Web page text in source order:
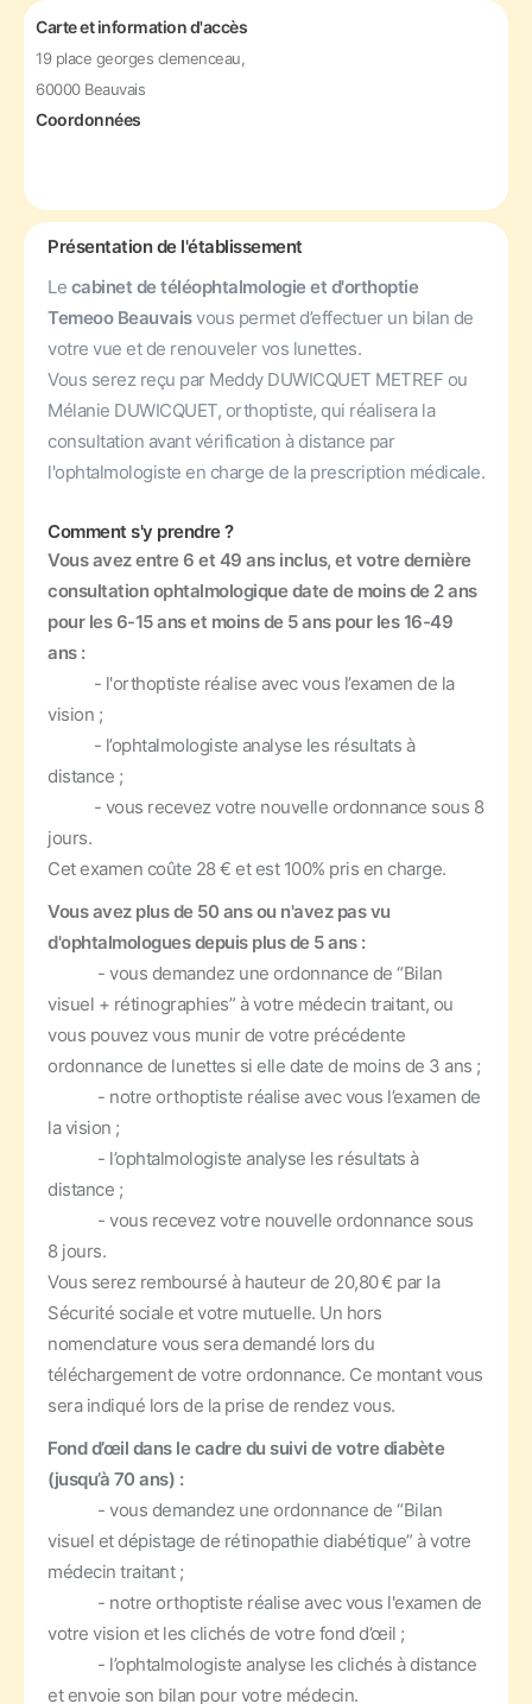
Carte et information d'accès
19 place georges clemenceau,
60000 Beauvais
Coordonnées
Présentation de l'établissement
Le cabinet de téléophtalmologie et d'orthoptie
Temeoo Beauvaisvous permet d’effectuer un bilan de
votre vue et de renouveler vos lunettes.
Vous serez reçu par Meddy DUWICQUET METREF ou
Mélanie DUWICQUET, orthoptiste, qui réalisera la
consultation avant vérification à distance par
l'ophtalmologiste en charge de la prescription médicale.
Comment s'y prendre ?
Vous avez entre 6 et 49 ans inclus, et votre dernière
consultation ophtalmologique date de moins de 2 ans
pour les 6-15 ans et moins de 5 ans pour les 16-49
ans :
- l'orthoptiste réalise avec vous l’examen de la
vision ;
- l’ophtalmologiste analyse les résultats à
distance ;
- vous recevez votre nouvelle ordonnance sous 8
jours.
Cet examen coûte 28 € et est 100% pris en charge.
Vous avez plus de 50 ans ou n'avez pas vu
d'ophtalmologues depuis plus de 5 ans :
- vous demandez une ordonnance de “Bilan
visuel + rétinographies” à votre médecin traitant, ou
vous pouvez vous munir de votre précédente
ordonnance de lunettes si elle date de moins de 3 ans ;
- notre orthoptiste réalise avec vous l’examen de
la vision ;
- l’ophtalmologiste analyse les résultats à
distance ;
- vous recevez votre nouvelle ordonnance sous
8 jours.
Vous serez remboursé à hauteur de 20,80 € par la
Sécurité sociale et votre mutuelle. Un hors
nomenclature vous sera demandé lors du
téléchargement de votre ordonnance. Ce montant vous
sera indiqué lors de la prise de rendez vous.
Fond d’œil dans le cadre du suivi de votre diabète
(jusqu’à 70 ans) :
- vous demandez une ordonnance de “Bilan
visuel et dépistage de rétinopathie diabétique” à votre
médecin traitant ;
- notre orthoptiste réalise avec vous l'examen de
votre vision et les clichés de votre fond d’œil ;
- l’ophtalmologiste analyse les clichés à distance
et envoie son bilan pour votre médecin.